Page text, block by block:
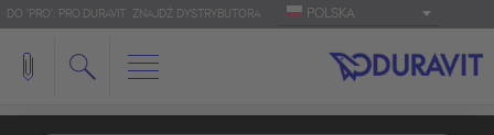
DO 'PRO': PRO.DURAVIT ZNAJDŹ DYSTRYBUTORA POLSKA